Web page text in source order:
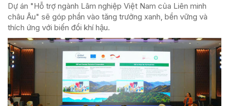
Dự án "Hỗ trợ ngành Lâm nghiệp Việt Nam của Liên minh
châu Âu" sẽ góp phần vào tăng trưởng xanh, bền vững và
thích ứng với biến đổi khí hậu.